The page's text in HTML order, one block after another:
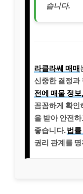
습니다.
라클라쎄 매매
신중한 결정과
전에 매물 정
꼼꼼하게 확인
을 받아 안전
좋습니다.법
권리 관계를